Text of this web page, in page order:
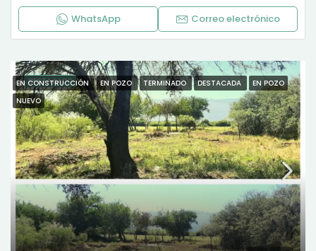
WhatsApp Correo electrónico
DESTACADO
EN CONSTRUCCIÓN EN POZO TERMINADO DESTACADA
EN POZO
NUEVO